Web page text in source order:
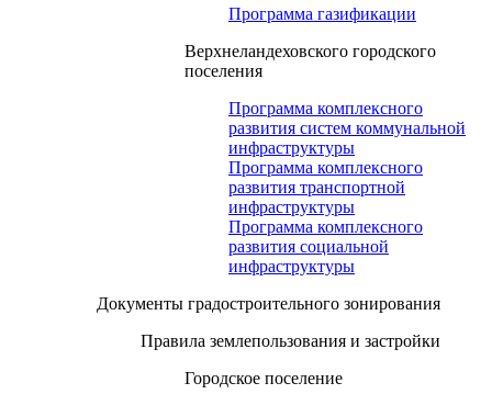
Программа газификации
Верхнеландеховского городского
поселения
Программа комплексного
развития систем коммунальной
инфраструктуры
Программа комплексного
развития транспортной
инфраструктуры
Программа комплексного
развития социальной
инфраструктуры
Документы градостроительного зонирования
Правила землепользования и застройки
Городское поселение